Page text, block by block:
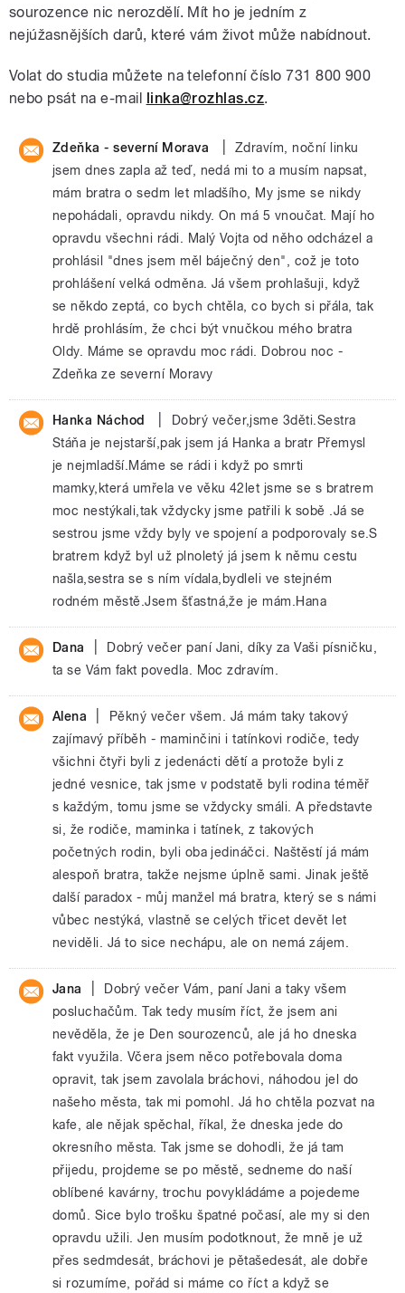
sourozence nic nerozdělí. Mít ho je jedním z
nejúžasnějších darů, které vám život může nabídnout.
Volat do studia můžete na telefonní číslo 731 800 900
nebo psát na e-mail linka@rozhlas.cz.
Zdeňka - severní Morava
Zdravím, noční linku
jsem dnes zapla až teď, nedá mi to a musím napsat,
mám bratra o sedm let mladšího, My jsme se nikdy
nepohádali, opravdu nikdy. On má 5 vnoučat. Mají ho
opravdu všechni rádi. Malý Vojta od něho odcházel a
prohlásil "dnes jsem měl báječný den", což je toto
prohlášení velká odměna. Já všem prohlašuji, když
se někdo zeptá, co bych chtěla, co bych si přála, tak
hrdě prohlásím, že chci být vnučkou mého bratra
Oldy. Máme se opravdu moc rádi. Dobrou noc -
Zdeňka ze severní Moravy
Hanka Náchod
Dobrý večer,jsme 3děti.Sestra
Stáňa je nejstarší,pak jsem já Hanka a bratr Přemysl
je nejmladší.Máme se rádi i když po smrti
mamky,která umřela ve věku 42let jsme se s bratrem
moc nestýkali,tak vždycky jsme patřili k sobě .Já se
sestrou jsme vždy byly ve spojení a podporovaly se.S
bratrem když byl už plnoletý já jsem k němu cestu
našla,sestra se s ním vídala,bydleli ve stejném
rodném městě.Jsem šťastná,že je mám.Hana
Dana
Dobrý večer paní Jani, díky za Vaši písničku,
ta se Vám fakt povedla. Moc zdravím.
Alena
Pěkný večer všem. Já mám taky takový
zajímavý příběh - maminčini i tatínkovi rodiče, tedy
všichni čtyři byli z jedenácti dětí a protože byli z
jedné vesnice, tak jsme v podstatě byli rodina téměř
s každým, tomu jsme se vždycky smáli. A představte
si, že rodiče, maminka i tatínek, z takových
početných rodin, byli oba jedináčci. Naštěstí já mám
alespoň bratra, takže nejsme úplně sami. Jinak ještě
další paradox - můj manžel má bratra, který se s námi
vůbec nestýká, vlastně se celých třicet devět let
neviděli. Já to sice nechápu, ale on nemá zájem.
Jana
Dobrý večer Vám, paní Jani a taky všem
posluchačům. Tak tedy musím říct, že jsem ani
nevěděla, že je Den sourozenců, ale já ho dneska
fakt využila. Včera jsem něco potřebovala doma
opravit, tak jsem zavolala bráchovi, náhodou jel do
našeho města, tak mi pomohl. Já ho chtěla pozvat na
kafe, ale nějak spěchal, říkal, že dneska jede do
okresního města. Tak jsme se dohodli, že já tam
přijedu, projdeme se po městě, sedneme do naší
oblíbené kavárny, trochu povykládáme a pojedeme
domů. Sice bylo trošku špatné počasí, ale my si den
opravdu užili. Jen musím podotknout, že mně je už
přes sedmdesát, bráchovi je pětašedesát, ale dobře
si rozumíme, pořád si máme co říct a když se